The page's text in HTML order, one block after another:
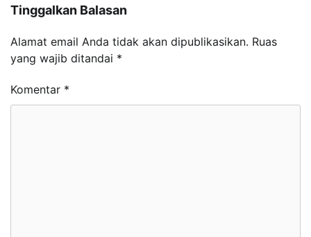
Tinggalkan Balasan
Alamat email Anda tidak akan dipublikasikan. Ruas
yang wajib ditandai *
Komentar *